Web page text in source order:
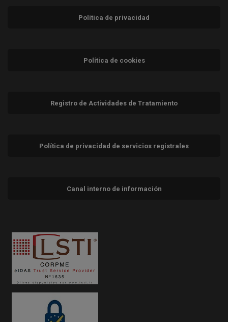
Política de privacidad
Política de cookies
Registro de Actividades de Tratamiento
Política de privacidad de servicios registrales
Canal interno de información